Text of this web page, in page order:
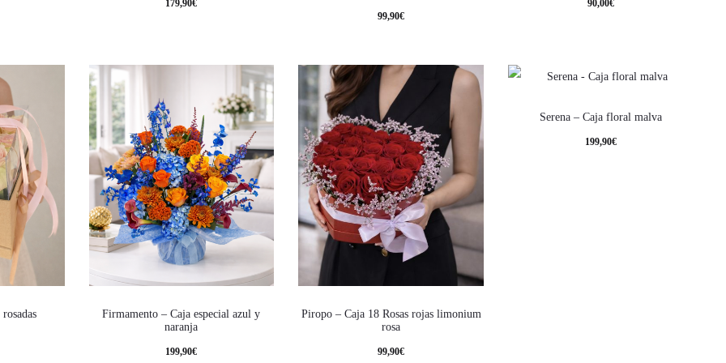
179,90€
99,90€
90,00€
Firmamento – Caja especial azul y
naranja
199,90€
Piropo – Caja 18 Rosas rojas limonium
rosa
99,90€
Serena – Caja floral malva
199,90€